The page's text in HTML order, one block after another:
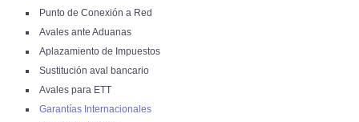
FIANZAS ENTRE PRIVADOS
SEGURIDAD PRIVADA
GARANTÍAS DE URBANIZACIÓN
CONTACTO
Punto de Conexión a Red
Avales ante Aduanas
Aplazamiento de Impuestos
Sustitución aval bancario
Avales para ETT
Garantías Internacionales